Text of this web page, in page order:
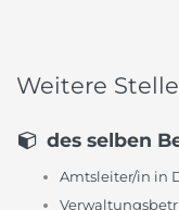
Weitere
des selben
Amtsleiter/in in